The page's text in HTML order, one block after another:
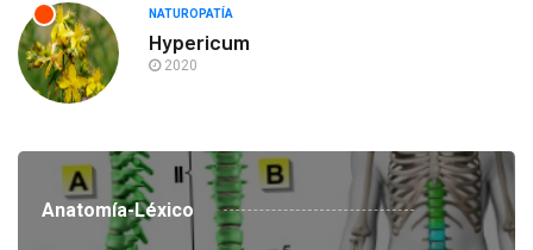
NATUROPATÍA
Hypericum
2020
Anatomía-Léxico